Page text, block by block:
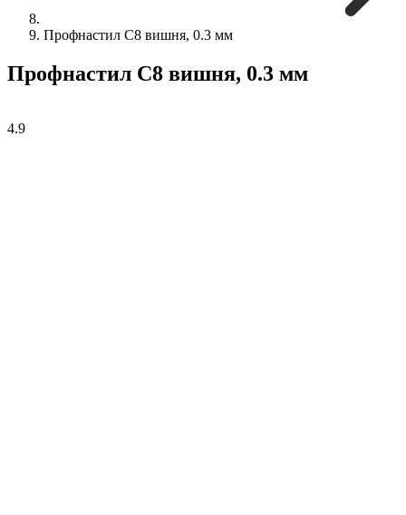
Профнастил С8 вишня, 0.3 мм
Профнастил С8 вишня, 0.3 мм
4.9